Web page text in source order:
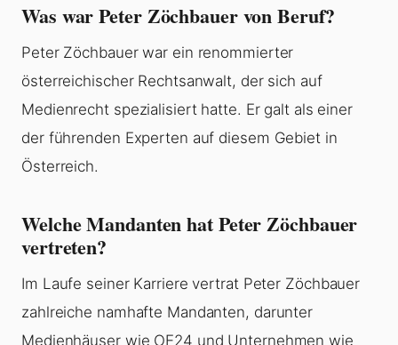
Was war Peter Zöchbauer von Beruf?
Peter Zöchbauer war ein renommierter
österreichischer Rechtsanwalt, der sich auf
Medienrecht spezialisiert hatte. Er galt als einer
der führenden Experten auf diesem Gebiet in
Österreich.
Welche Mandanten hat Peter Zöchbauer
vertreten?
Im Laufe seiner Karriere vertrat Peter Zöchbauer
zahlreiche namhafte Mandanten, darunter
Medienhäuser wie OE24 und Unternehmen wie